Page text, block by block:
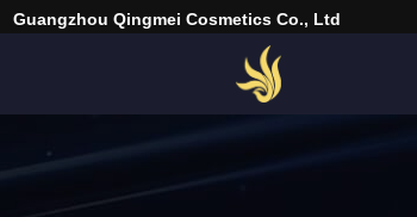
Guangzhou Qingmei Cosmetics Co., Ltd